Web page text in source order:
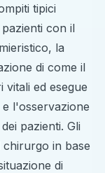
tipici
con il
la
di come il
ed esegue
e l'osservazione
pazienti. Gli
in base
di